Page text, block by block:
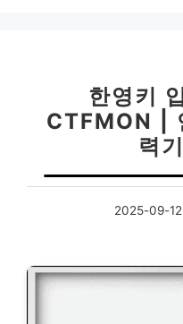
한영키
CTFMON |
력
2025-09-12